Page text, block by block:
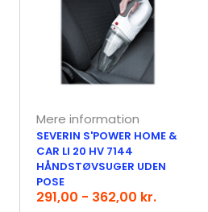
Mere information
SEVERIN S'POWER HOME &
CAR LI 20 HV 7144
HÅNDSTØVSUGER UDEN
POSE
291,00 - 362,00 kr.